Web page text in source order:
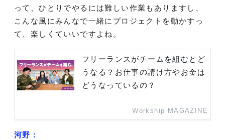
って、ひとりでやるには難しい作業もありますし、
こんな風にみんなで一緒にプロジェクトを動かすっ
て、楽しくていいですよね。
フリーランスがチームを組むとど
うなる？お仕事の請け方やお金は
どうなっているの？
Workship MAGAZINE
河野：